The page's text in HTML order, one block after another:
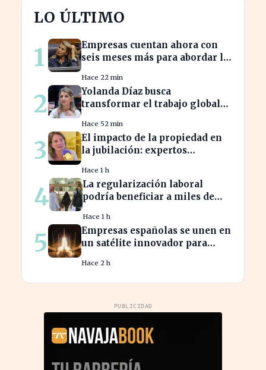
LO ÚLTIMO
1
Empresas cuentan ahora con
seis meses más para abordar la
restricciones de
confidencialidad
Hace 22 min
2
Yolanda Díaz busca
transformar el trabajo global
laborales
Hace 52 min
3
El impacto de la propiedad en
la jubilación: expertos
tras los 40
Hace 1 h
4
La regularización laboral
podría beneficiar a miles de
año.
Hace 1 h
5
Empresas españolas se unen en
un satélite innovador para
europeas
Hace 2 h
PUBLICIDAD